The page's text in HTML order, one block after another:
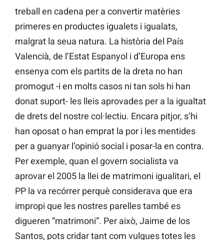
treball en cadena per a convertir matèries
primeres en productes igualets i igualats,
malgrat la seua natura. La història del País
Valencià, de l’Estat Espanyol i d’Europa ens
ensenya com els partits de la dreta no han
promogut -i en molts casos ni tan sols hi han
donat suport- les lleis aprovades per a la igualtat
de drets del nostre col·lectiu. Encara pitjor, s’hi
han oposat o han emprat la por i les mentides
per a guanyar l’opinió social i posar-la en contra.
Per exemple, quan el govern socialista va
aprovar el 2005 la llei de matrimoni igualitari, el
PP la va recórrer perquè considerava que era
impropi que les nostres parelles també es
digueren “matrimoni”. Per això, Jaime de los
Santos, pots cridar tant com vulgues totes les